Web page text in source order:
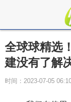
全球球精选
建没有了解
时间：2023-07-05